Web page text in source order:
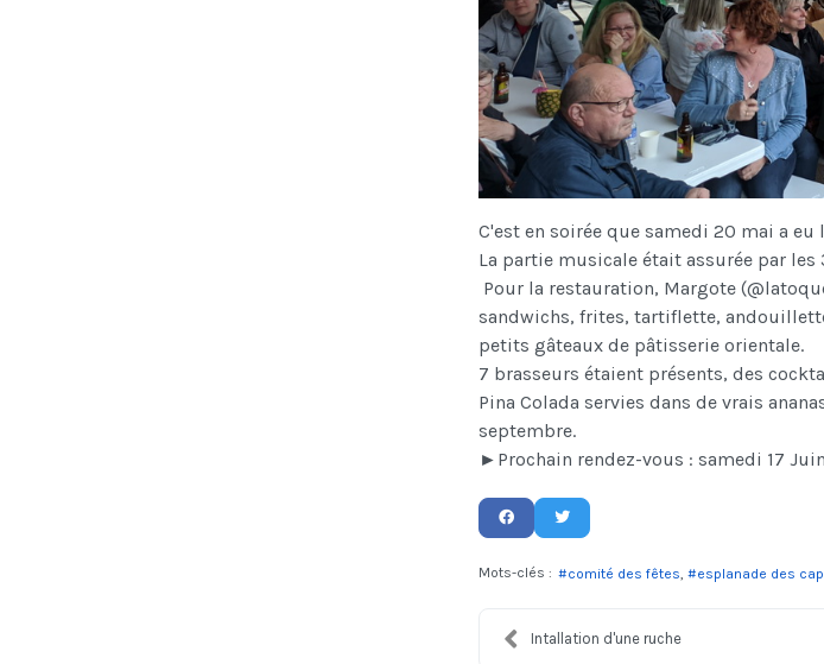
C'est en soirée que samedi 20 mai a
La partie musicale était assurée par
Pour la restauration, Margote
sandwichs, frites, tartiflette,
petits gâteaux de pâtisserie orientale.
7 brasseurs étaient présents, des
Pina Colada servies dans de vrais
septembre.
►Prochain rendez-vous : samedi 17
Mots-clés : comité des fêtes esplanade des
Intallation d'une ruche